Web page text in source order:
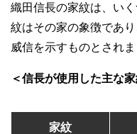
織田信長の家紋は、い
紋はその家の象徴であ
威信を示すものとされま
＜信長が使用した主な家
家紋